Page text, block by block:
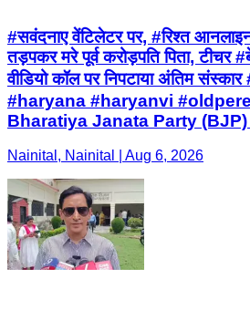
#सवंदनाए वेंटिलेटर पर, #रिश्त
तड़पकर मरे पूर्व करोड़पति पिता, टीचर
वीडियो कॉल पर निपटाया अंतिम
#haryana #haryanvi
Bharatiya Janata Party
Nainital, Nainital | Aug 6, 2026